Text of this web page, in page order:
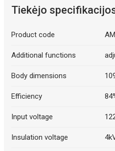
Tiekėjo
Product code
Additional functions
Body dimensions
Efficiency
Input voltage
Insulation voltage